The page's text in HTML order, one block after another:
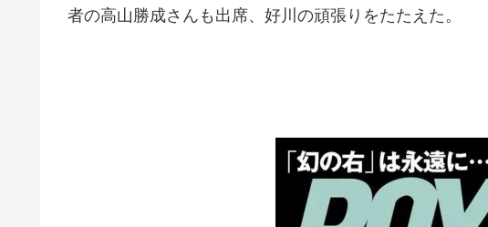
者の高山勝成さんも出席、好川の頑張りをたたえた。